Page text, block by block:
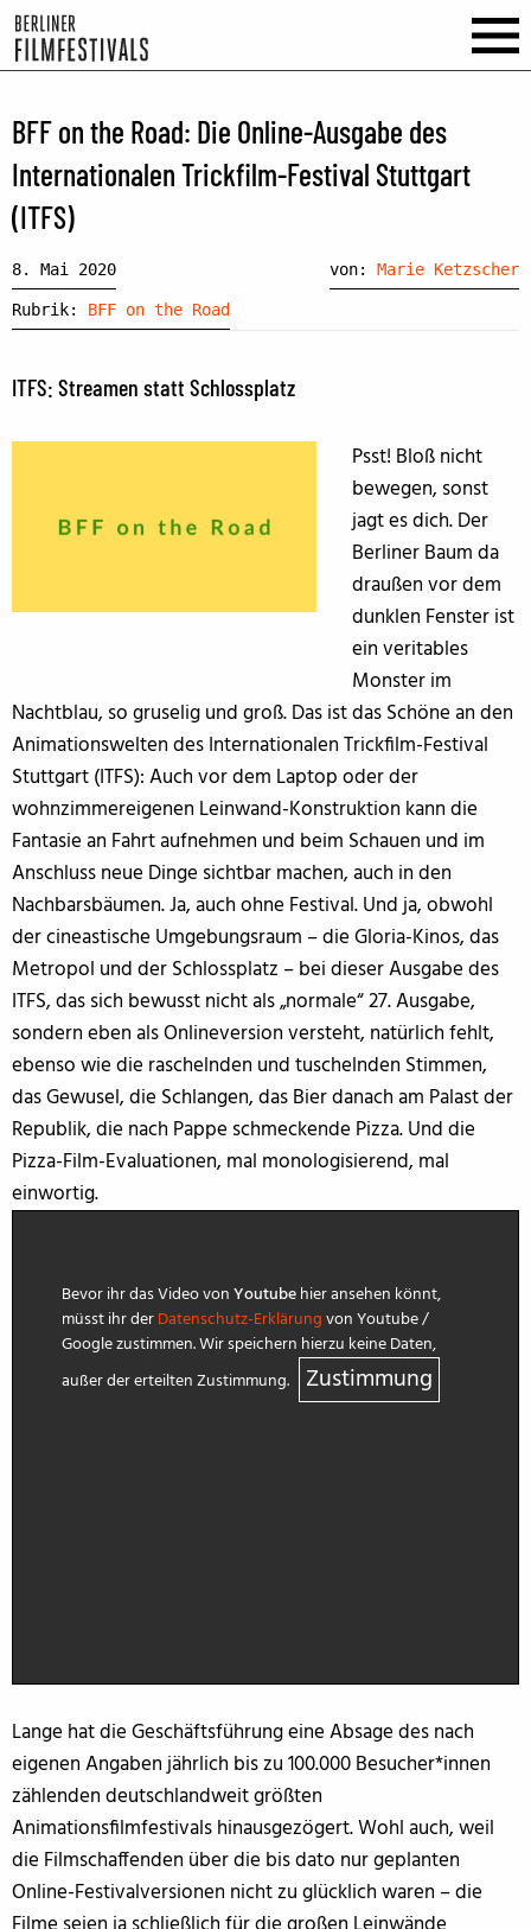
BFF on the Road: Die Online-Ausgabe des
Internationalen Trickfilm-Festival Stuttgart
(ITFS)
8. Mai 2020 von: Marie Ketzscher
Rubrik: BFF on the Road
ITFS: Streamen statt Schlossplatz
Psst! Bloß nicht
bewegen, sonst
jagt es dich. Der
Berliner Baum da
draußen vor dem
dunklen Fenster ist
ein veritables
Monster im
Nachtblau, so gruselig und groß. Das ist das Schöne an den
Animationswelten des Internationalen Trickfilm-Festival
Stuttgart (ITFS): Auch vor dem Laptop oder der
wohnzimmereigenen Leinwand-Konstruktion kann die
Fantasie an Fahrt aufnehmen und beim Schauen und im
Anschluss neue Dinge sichtbar machen, auch in den
Nachbarsbäumen. Ja, auch ohne Festival. Und ja, obwohl
der cineastische Umgebungsraum – die Gloria-Kinos, das
Metropol und der Schlossplatz – bei dieser Ausgabe des
ITFS, das sich bewusst nicht als „normale“ 27. Ausgabe,
sondern eben als Onlineversion versteht, natürlich fehlt,
ebenso wie die raschelnden und tuschelnden Stimmen,
das Gewusel, die Schlangen, das Bier danach am Palast der
Republik, die nach Pappe schmeckende Pizza. Und die
Pizza-Film-Evaluationen, mal monologisierend, mal
einwortig.
Bevor ihr das Video vonYoutubehier ansehen könnt,
müsst ihr derDatenschutz-Erklärungvon Youtube /
Google zustimmen. Wir speichern hierzu keine Daten,
außer der erteilten Zustimmung.
Zustimmung
Lange hat die Geschäftsführung eine Absage des nach
eigenen Angaben jährlich bis zu 100.000 Besucher*innen
zählenden deutschlandweit größten
Animationsfilmfestivals hinausgezögert. Wohl auch, weil
die Filmschaffenden über die bis dato nur geplanten
Online-Festivalversionen nicht zu glücklich waren – die